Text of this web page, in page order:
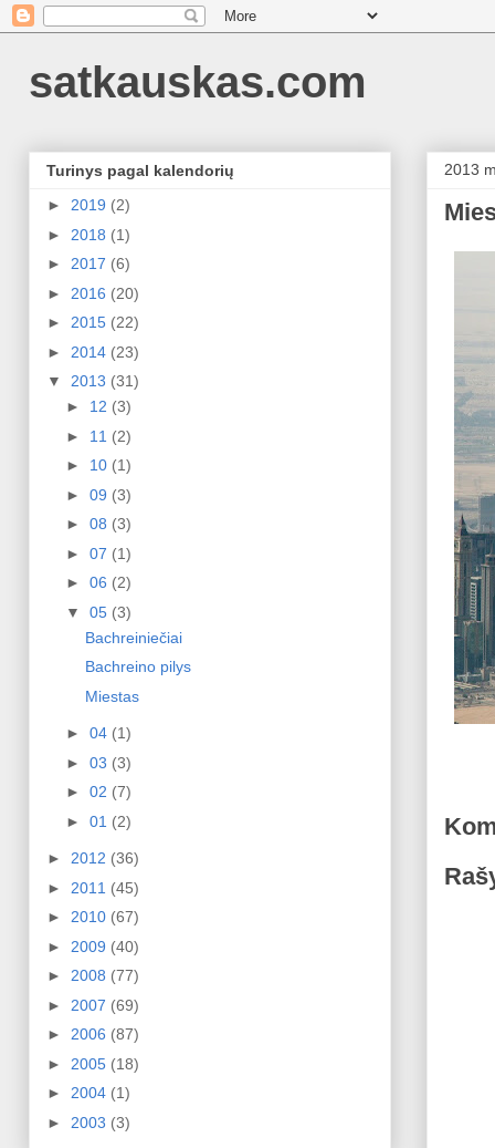
satkauskas.com
2013
Turinys pagal kalendorių
► 2019 (2)
► 2018 (1)
► 2017 (6)
► 2016 (20)
► 2015 (22)
► 2014 (23)
▼ 2013 (31)
► 12 (3)
► 11 (2)
► 10 (1)
► 09 (3)
► 08 (3)
► 07 (1)
► 06 (2)
▼ 05 (3)
Bachreiniečiai
Bachreino pilys
Miestas
► 04 (1)
► 03 (3)
► 02 (7)
► 01 (2)
► 2012 (36)
► 2011 (45)
► 2010 (67)
► 2009 (40)
► 2008 (77)
► 2007 (69)
► 2006 (87)
► 2005 (18)
► 2004 (1)
► 2003 (3)